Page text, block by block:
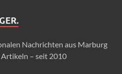
Nachrichten aus Marburg
Artikeln – seit 2010